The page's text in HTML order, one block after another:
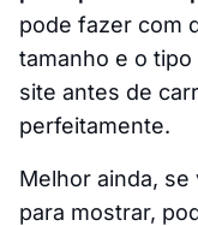
pode fazer com
tamanho e o
site antes de
perfeitamente.
Melhor ainda,
para mostrar,